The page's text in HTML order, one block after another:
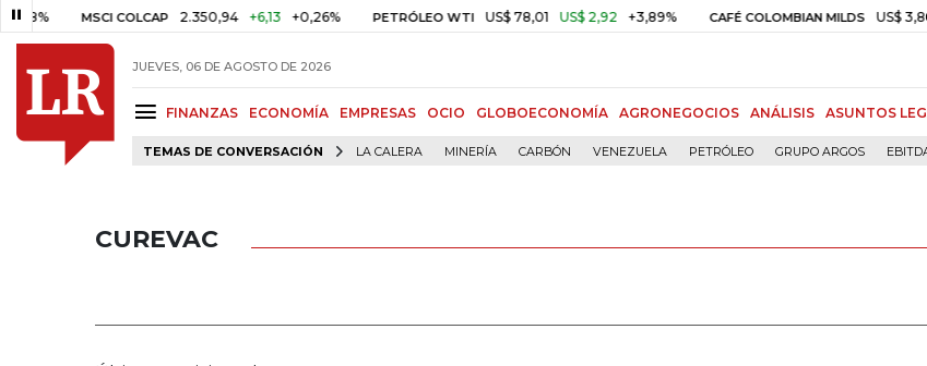
MSCI COLCAP 2.350,94 +6,13 +0,26% PETRÓLEO WTI US$ 78,01 US$ 2,92 +3,89% CAFÉ COLOMBIAN MILDS US$ 3,80 US$
JUEVES, 06 DE AGOSTO DE 2026
FINANZAS ECONOMÍA EMPRESAS OCIO GLOBOECONOMÍA AGRONEGOCIOS ANÁLISIS ASUNTOS
TEMAS DE CONVERSACIÓN LA CALERA MINERÍA CARBÓN VENEZUELA PETRÓLEO GRUPO ARGOS
CUREVAC